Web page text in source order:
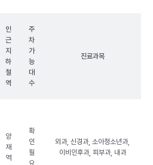
인
근
지
하
철
역
주
차
가
능
대
수
진료과목
양
재
역
확
인
필
요
외과, 신경과, 소아청소년과,
이비인후과, 피부과, 내과